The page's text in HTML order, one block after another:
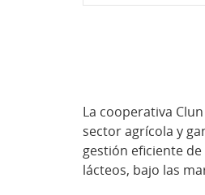
La cooperativa
sector agrícola y
gestión eficiente
lácteos, bajo las